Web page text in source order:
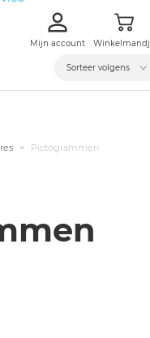
Mijn account
Sorteer volgens
Pictogrammen